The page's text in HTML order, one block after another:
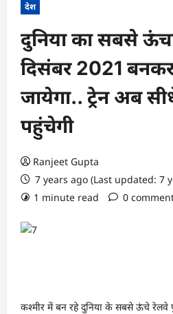
देश
दुनिया का सबसे
दिसंबर 2021 बनकर
जायेगा.. ट्रेन अब
पहुंचेगी
Ranjeet Gupta
7 years ago (Last updated: 7
1 minute read
0
कश्मीर में बन रहे दुनिया के सबसे ऊंचे रेलवे